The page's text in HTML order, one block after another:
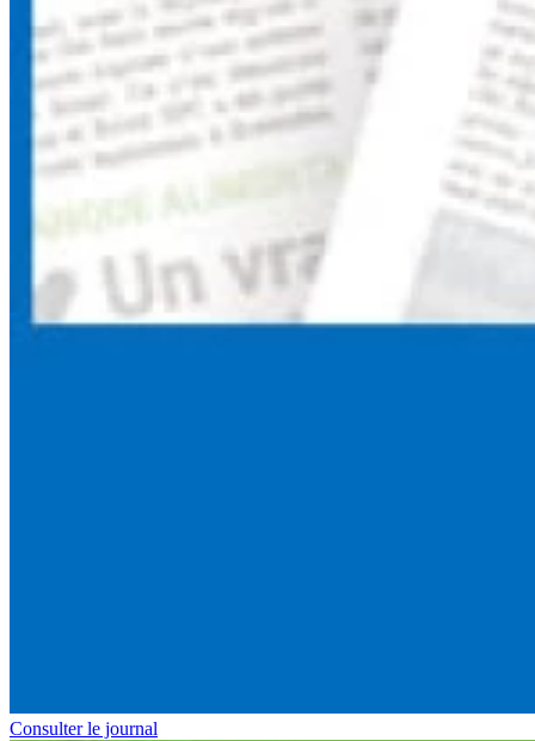
Consulter le journal